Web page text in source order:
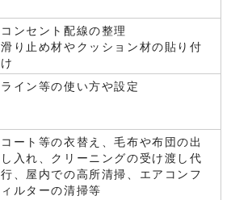
コンセント配線の整理
滑り止め材やクッション材の貼り付
け
ライン等の使い方や設定
コート等の衣替え、毛布や布団の出
し入れ、クリーニングの受け渡し代
行、屋内での高所清掃、エアコンフ
ィルターの清掃等